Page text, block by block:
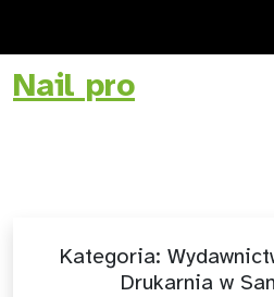
Skip
toNail pro
Kategoria:
Drukarnia w